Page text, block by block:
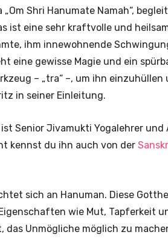
„Om Shri Hanumate Namah“,
ist eine sehr kraftvolle und
ihm innewohnende
eine gewisse Magie und ein
– „tra“ –, um ihn
in seiner Einleitung.
Senior Jivamukti Yogalehrer
kennst du ihn auch von der
sich an Hanuman. Diese
wie Mut, Tapferkeit
das Unmögliche möglich zu